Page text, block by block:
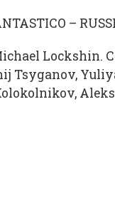
–
Lockshin.
Tsyganov,